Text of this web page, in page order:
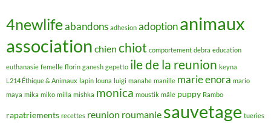
4newlifeabandons adhesion adoptionanimaux
association chien chiot comportement debra education
euthanasie femelle florin ganesh gepetto ile de la reunion keyna
L214 Éthique & Animaux lapin louna luigi manahe manille marie enora mario
maya mika miko milla mishka monica moustik mâle puppy Rambo
rapatriements recettes reunion roumanie sauvetage tueries